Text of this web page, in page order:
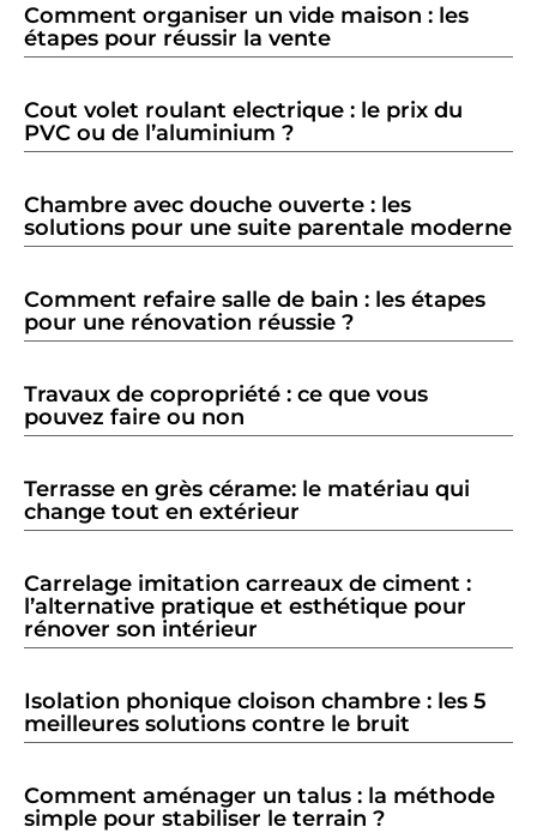
Comment organiser un vide maison : les
étapes pour réussir la vente
Cout volet roulant electrique : le prix du
PVC ou de l’aluminium ?
Chambre avec douche ouverte : les
solutions pour une suite parentale moderne
Comment refaire salle de bain : les étapes
pour une rénovation réussie ?
Travaux de copropriété : ce que vous
pouvez faire ou non
Terrasse en grès cérame: le matériau qui
change tout en extérieur
Carrelage imitation carreaux de ciment :
l’alternative pratique et esthétique pour
rénover son intérieur
Isolation phonique cloison chambre : les 5
meilleures solutions contre le bruit
Comment aménager un talus : la méthode
simple pour stabiliser le terrain ?